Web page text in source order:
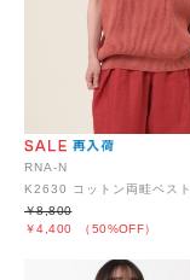
RNA-N
K2630 コットン両畦ベスト
￥4,400 （50%OFF）
￥8,800